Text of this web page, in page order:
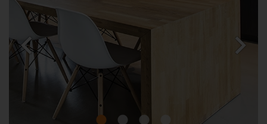
chevron_left chevron_right